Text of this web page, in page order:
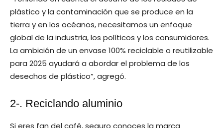
plástico y la contaminación que se produce en la
tierra y en los océanos, necesitamos un enfoque
global de la industria, los políticos y los consumidores.
La ambición de un envase 100% reciclable o reutilizable
para 2025 ayudará a abordar el problema de los
desechos de plástico”, agregó.
2-. Reciclando aluminio
Si eres fan del café, seguro conoces la marca